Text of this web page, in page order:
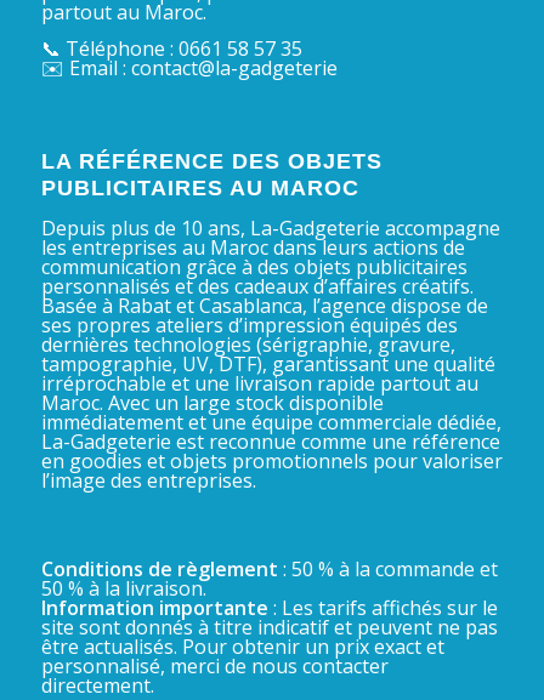
partout au Maroc.
📞 Téléphone : 0661 58 57 35
✉️ Email : contact@la-gadgeterie
LA RÉFÉRENCE DES OBJETS
PUBLICITAIRES AU MAROC
Depuis plus de 10 ans, La-Gadgeterie accompagne
les entreprises au Maroc dans leurs actions de
communication grâce à des objets publicitaires
personnalisés et des cadeaux d’affaires créatifs.
Basée à Rabat et Casablanca, l’agence dispose de
ses propres ateliers d’impression équipés des
dernières technologies (sérigraphie, gravure,
tampographie, UV, DTF), garantissant une qualité
irréprochable et une livraison rapide partout au
Maroc. Avec un large stock disponible
immédiatement et une équipe commerciale dédiée,
La-Gadgeterie est reconnue comme une référence
en goodies et objets promotionnels pour valoriser
l’image des entreprises.
Conditions de règlement : 50 % à la commande et
50 % à la livraison.
Information importante : Les tarifs affichés sur le
site sont donnés à titre indicatif et peuvent ne pas
être actualisés. Pour obtenir un prix exact et
personnalisé, merci de nous contacter
directement.